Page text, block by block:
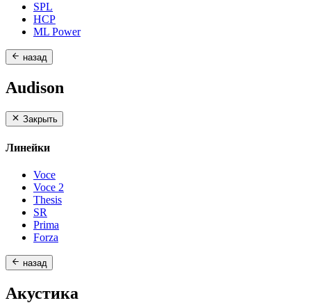
SPL
HCP
ML Power
назад
Audison
Закрыть
Линейки
Voce
Voce 2
Thesis
SR
Prima
Forza
назад
Акустика